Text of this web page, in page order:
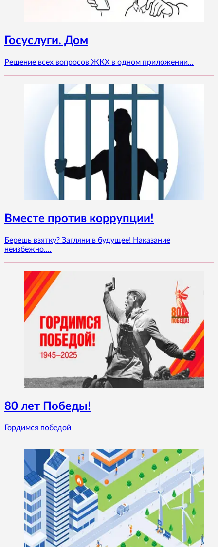
Госуслуги. Дом
Решение всех вопросов ЖКХ в одном приложении...
Вместе против коррупции!
Берешь взятку? Загляни в будущее! Наказание
неизбежно....
80 лет Победы!
Гордимся победой